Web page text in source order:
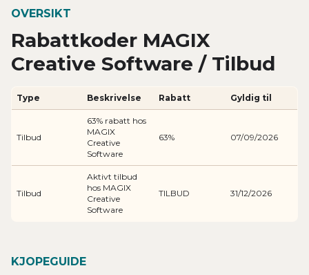
OVERSIKT
Rabattkoder MAGIX
Creative Software / Tilbud
Type Beskrivelse Rabatt Gyldig til
Tilbud
63% rabatt hos
MAGIX
Creative
Software
63% 07/09/2026
Tilbud
Aktivt tilbud
hos MAGIX
Creative
Software
TILBUD 31/12/2026
KJOPEGUIDE